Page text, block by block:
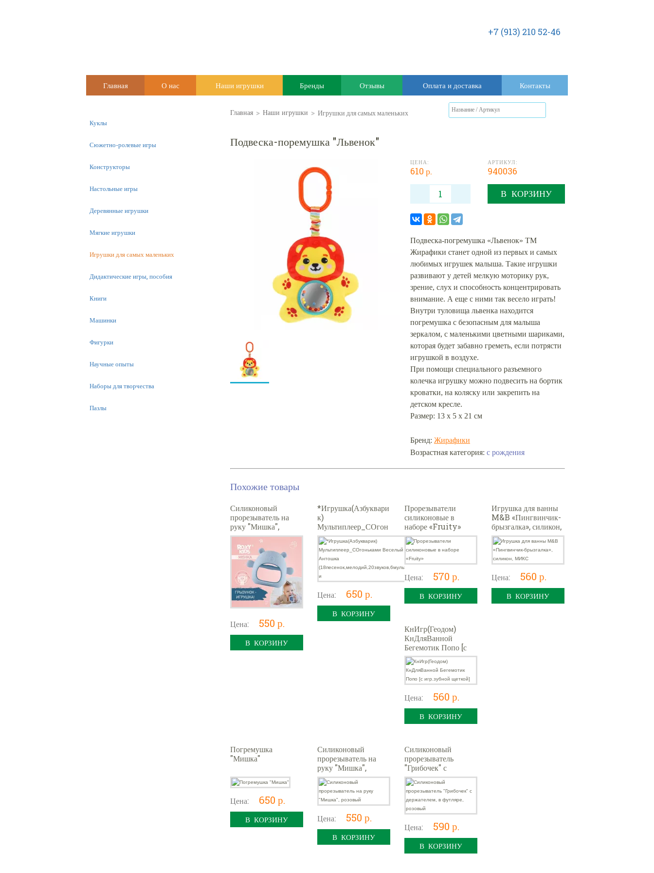
+7 (913) 210 52-46
Главная О нас Наши игрушки Бренды Отзывы Оплата и доставка Контакты
Главная > Наши игрушки > Игрушки для самых маленьких
Подвеска-поремушка "Львенок"
ЦЕНА:
610 р.
АРТИКУЛ:
940036
В КОРЗИНУ
Подвеска-погремушка «Львенок» ТМ
Жирафики станет одной из первых и самых
любимых игрушек малыша. Такие игрушки
развивают у детей мелкую моторику рук,
зрение, слух и способность концентрировать
внимание. А еще с ними так весело играть!
Внутри туловища львенка находится
погремушка с безопасным для малыша
зеркалом, с маленькими цветными шариками,
которая будет забавно греметь, если потрясти
игрушкой в воздухе.
При помощи специального разъемного
колечка игрушку можно подвесить на бортик
кроватки, на коляску или закрепить на
детском кресле.
Размер: 13 х 5 х 21 см
Бренд: Жирафики
Возрастная категория: с рождения
Похожие товары
Силиконовый
прорезыватель на
руку "Мишка",
голубой
Цена: 550 р.
В КОРЗИНУ
*Игрушка(Азбуквари
к)
Мультиплеер_СОгон
ьками Веселый
Антошка
(18песенок,мелодий,2
0звуков,6мультиков и
Цена: 650 р.
В КОРЗИНУ
Прорезыватели
силиконовые в
наборе «Fruity»
Цена: 570 р.
В КОРЗИНУ
Игрушка для ванны
M&B «Пингвинчик-
брызгалка», силикон,
МИКС
Цена: 560 р.
В КОРЗИНУ
КнИгр(Геодом)
КнДляВанной
Бегемотик Попо [с
игр.зубной щеткой]
Цена: 560 р.
В КОРЗИНУ
Погремушка
"Мишка"
Цена: 650 р.
В КОРЗИНУ
Силиконовый
прорезыватель на
руку "Мишка",
розовый
Цена: 550 р.
В КОРЗИНУ
Силиконовый
прорезыватель
"Грибочек" с
держателем, в
футляре, розовый
Цена: 590 р.
В КОРЗИНУ
Куклы
Сюжетно-ролевые игры
Конструкторы
Настольные игры
Деревянные игрушки
Мягкие игрушки
Игрушки для самых маленьких
Дидактические игры, пособия
Книги
Машинки
Фигурки
Научные опыты
Наборы для творчества
Пазлы